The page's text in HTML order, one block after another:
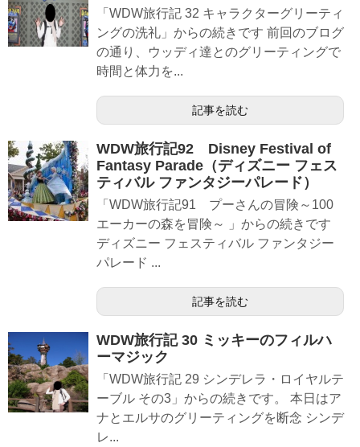
「WDW旅行記 32 キャラクターグリーティ
ングの洗礼」からの続きです 前回のブログ
の通り、ウッディ達とのグリーティングで
時間と体力を...
記事を読む
WDW旅行記92 Disney Festival of
Fantasy Parade（ディズニー フェス
ティバル ファンタジーパレード）
「WDW旅行記91 プーさんの冒険～100
エーカーの森を冒険～ 」からの続きです
ディズニー フェスティバル ファンタジー
パレード ...
記事を読む
WDW旅行記 30 ミッキーのフィルハ
ーマジック
「WDW旅行記 29 シンデレラ・ロイヤルテ
ーブル その3」からの続きです。 本日はア
ナとエルサのグリーティングを断念 シンデ
レ...